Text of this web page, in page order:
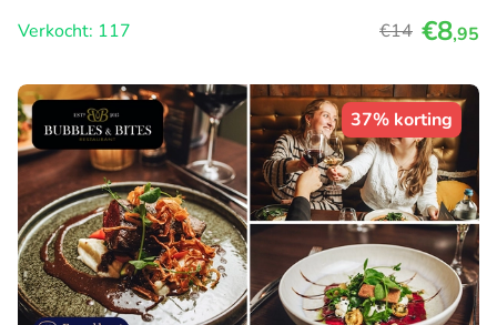
Verkocht: 117
€14 €8,95
37% korting